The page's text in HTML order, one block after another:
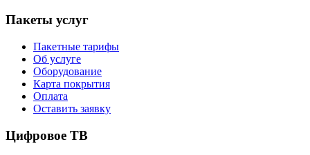
Пакеты услуг
Пакетные тарифы
Об услуге
Оборудование
Карта покрытия
Оплата
Оставить заявку
Цифровое ТВ